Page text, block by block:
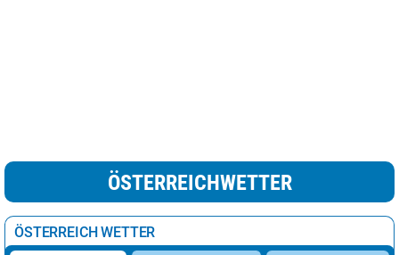
ÖSTERREICHWETTER
ÖSTERREICH WETTER